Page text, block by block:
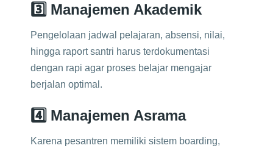
3️⃣ Manajemen Akademik
Pengelolaan jadwal pelajaran, absensi, nilai,
hingga raport santri harus terdokumentasi
dengan rapi agar proses belajar mengajar
berjalan optimal.
4️⃣ Manajemen Asrama
Karena pesantren memiliki sistem boarding,